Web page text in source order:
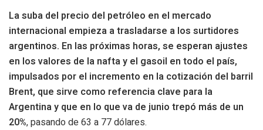
La suba del precio del petróleo en el mercado
internacional empieza a trasladarse a los surtidores
argentinos. En las próximas horas, se esperan ajustes
en los valores de la nafta y el gasoil en todo el país,
impulsados por el incremento en la cotización del barril
Brent, que sirve como referencia clave para la
Argentina y que en lo que va de junio trepó más de un
20%, pasando de 63 a 77 dólares.